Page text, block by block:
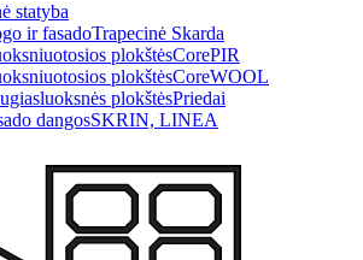
statyba
ir fasadoTrapecinė Skarda
plokštėsCorePIR
plokštėsCoreWOOL
plokštėsPriedai
dangosSKRIN, LINEA